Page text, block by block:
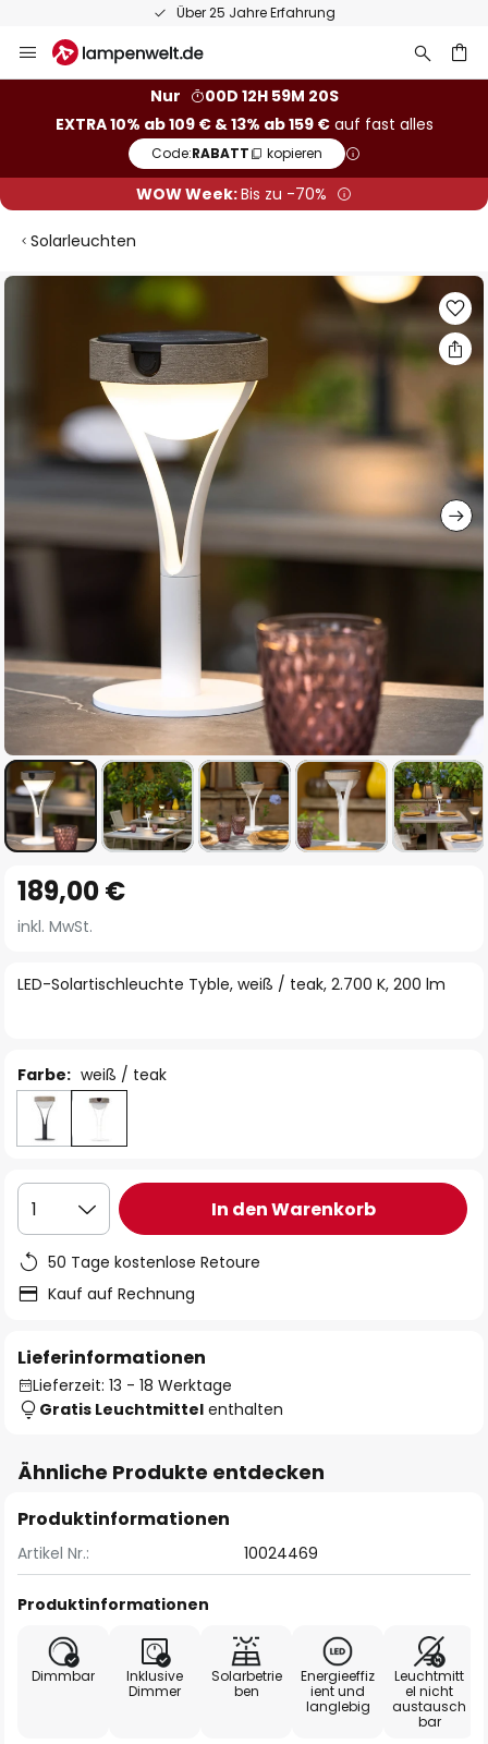
Über 25 Jahre Erfahrung
Inhalt
Nur
00D 12H 59M 19S
EXTRA 10% ab 109 € & 13% ab 159 €auf fast alles
Code:RABATT kopieren
WOW Week:Bis zu -70%
Solarleuchten
Zum
Anfang
der
springen
LED-Solartischleuchte Tyble, weiß / teak, 2.700 K, 200 lm
189,00 €
inkl. MwSt.
Farbe: weiß / teak
1 In den Warenkorb
50 Tage kostenlose Retoure
Kauf auf Rechnung
Lieferinformationen
Lieferzeit: 13 - 18 Werktage
Gratis Leuchtmittel enthalten
Ähnliche Produkte entdecken
Produktinformationen
Artikel Nr.: 10024469
Produktinformationen
Dimmbar
Inklusive
Dimmer
Solarbetrie
ben
Energieeffiz
ient und
langlebig
Leuchtmitt
el nicht
austausch
bar